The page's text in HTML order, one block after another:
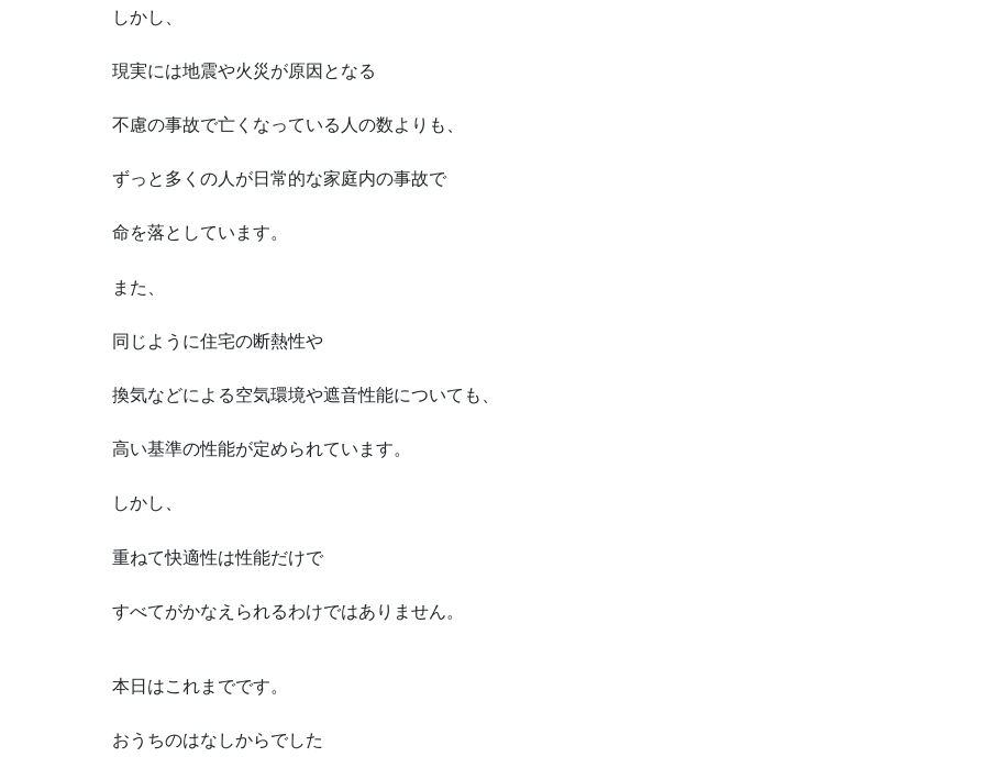
しかし、
現実には地震や火災が原因となる
不慮の事故で亡くなっている人の数よりも、
ずっと多くの人が日常的な家庭内の事故で
命を落としています。
また、
同じように住宅の断熱性や
換気などによる空気環境や遮音性能についても、
高い基準の性能が定められています。
しかし、
重ねて快適性は性能だけで
すべてがかなえられるわけではありません。
本日はこれまでです。
おうちのはなしからでした